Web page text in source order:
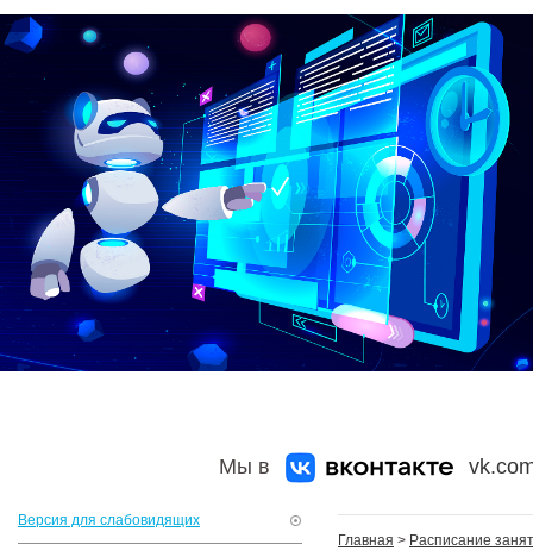
Мы в
Версия для слабовидящих
Главная > Расписание